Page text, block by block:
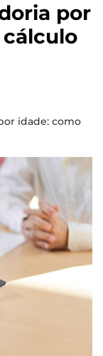
por
idade: como